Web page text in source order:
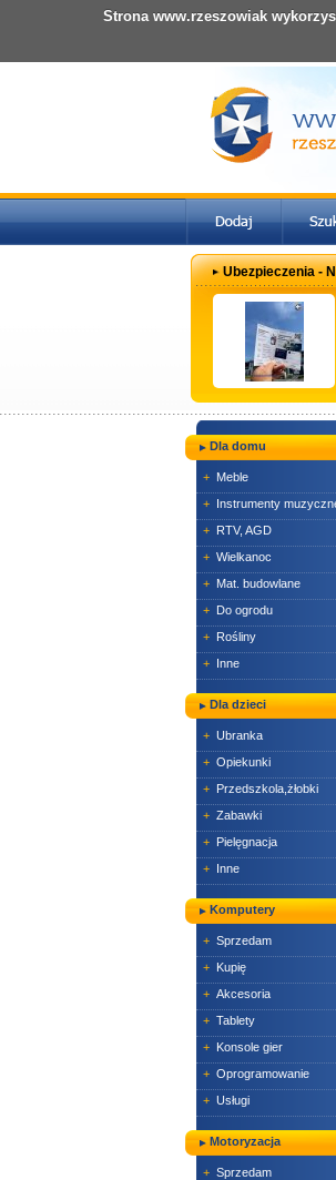
Ubezpieczenia -
Dla domu
+ Meble
+ Instrumenty
+ RTV, AGD
+ Wielkanoc
+ Mat. budowlane
+ Do ogrodu
+ Rośliny
+ Inne
Dla dzieci
+ Ubranka
+ Opiekunki
+ Przedszkola,żłobki
+ Zabawki
+ Pielęgnacja
+ Inne
Komputery
+ Sprzedam
+ Kupię
+ Akcesoria
+ Tablety
+ Konsole gier
+ Oprogramowanie
+ Usługi
Motoryzacja
+ Sprzedam
Strona www.rzeszowiak